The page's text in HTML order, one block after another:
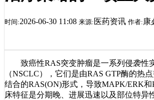
时间:2026-06-30 11:08 来源: 医药资讯 作者: 康
致癌性RAS突变肿瘤是一系列侵袭性
（NSCLC），它们是由RAS GTP酶的热
结合的RAS(ON)形式，导致MAPK/ERK
床特征是分期晚、进展迅速以及部位特异